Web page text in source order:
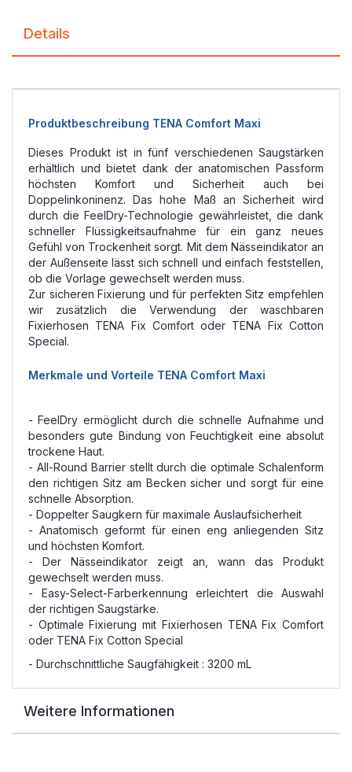
Details
Produktbeschreibung TENA Comfort Maxi
Dieses Produkt ist in fünf verschiedenen Saugstärken
erhältlich und bietet dank der anatomischen Passform
höchsten Komfort und Sicherheit auch bei
Doppelinkoninenz. Das hohe Maß an Sicherheit wird
durch die FeelDry-Technologie gewährleistet, die dank
schneller Flüssigkeitsaufnahme für ein ganz neues
Gefühl von Trockenheit sorgt. Mit dem Nässeindikator an
der Außenseite lässt sich schnell und einfach feststellen,
ob die Vorlage gewechselt werden muss.
Zur sicheren Fixierung und für perfekten Sitz empfehlen
wir zusätzlich die Verwendung der waschbaren
Fixierhosen TENA Fix Comfort oder TENA Fix Cotton
Special.
Merkmale und Vorteile TENA Comfort Maxi
- FeelDry ermöglicht durch die schnelle Aufnahme und
besonders gute Bindung von Feuchtigkeit eine absolut
trockene Haut.
- All-Round Barrier stellt durch die optimale Schalenform
den richtigen Sitz am Becken sicher und sorgt für eine
schnelle Absorption.
- Doppelter Saugkern für maximale Auslaufsicherheit
- Anatomisch geformt für einen eng anliegenden Sitz
und höchsten Komfort.
- Der Nässeindikator zeigt an, wann das Produkt
gewechselt werden muss.
- Easy-Select-Farberkennung erleichtert die Auswahl
der richtigen Saugstärke.
- Optimale Fixierung mit Fixierhosen TENA Fix Comfort
oder TENA Fix Cotton Special
- Durchschnittliche Saugfähigkeit : 3200 mL
Weitere Informationen